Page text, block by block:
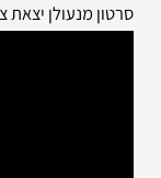
סרטון מנעולן יצאת